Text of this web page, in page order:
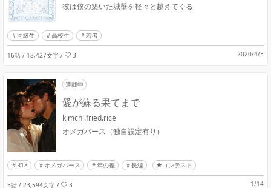
彼は僕の築いた城壁を軽々と越えてくる
同級生 高校生 若者
16話 / 18,427文字 / 3 2020/4/3
連載中
愛が蘇る果てまで
kimchi.fried.rice
オメガバース（独自設定有り）
R18 オメガバース 年の差 長編 ★コンテスト
3話 / 23,594文字 / 3 1/14